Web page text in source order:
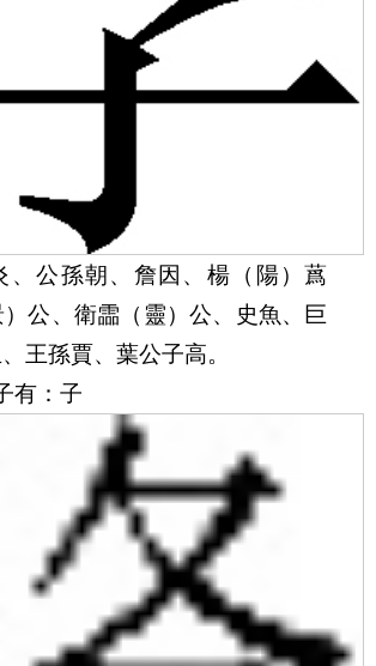
、公孫朝、詹因、楊（陽）蔿
公、衛霝（靈）公、史魚、巨
王孫賈、葉公子高。
有：子